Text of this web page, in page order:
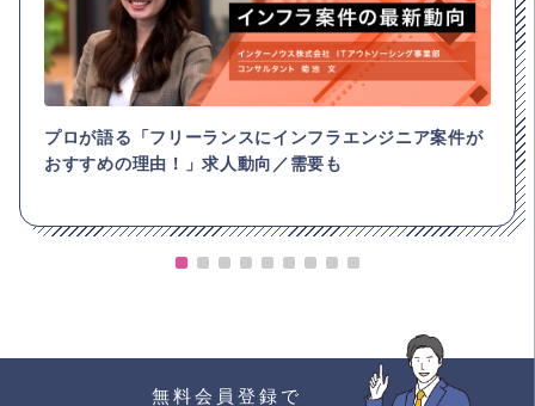
プロが語る「フリーランスにインフラエンジニア案件が
おすすめの理由！」求人動向／需要も
無料会員登録で